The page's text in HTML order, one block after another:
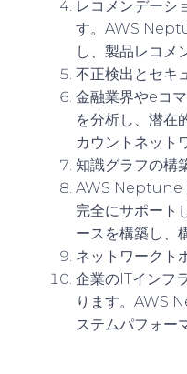
レコメンデーシ
す。AWS
し、製品レコメ
不正検出とセキ
金融業界やeコ
を分析し、潜在
カウントネット
知識グラフの構
AWS Neptune
完全にサポート
ースを構築し、
ネットワークト
企業のITインフ
ります。AWS
ステムパフォー